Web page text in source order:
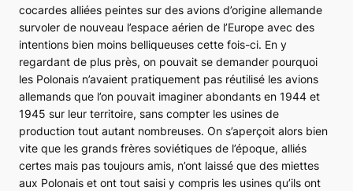
cocardes alliées peintes sur des avions d’origine allemande
survoler de nouveau l’espace aérien de l’Europe avec des
intentions bien moins belliqueuses cette fois-ci. En y
regardant de plus près, on pouvait se demander pourquoi
les Polonais n’avaient pratiquement pas réutilisé les avions
allemands que l’on pouvait imaginer abondants en 1944 et
1945 sur leur territoire, sans compter les usines de
production tout autant nombreuses. On s’aperçoit alors bien
vite que les grands frères soviétiques de l’époque, alliés
certes mais pas toujours amis, n’ont laissé que des miettes
aux Polonais et ont tout saisi y compris les usines qu’ils ont